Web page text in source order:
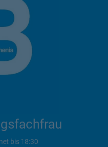
bis 18:30